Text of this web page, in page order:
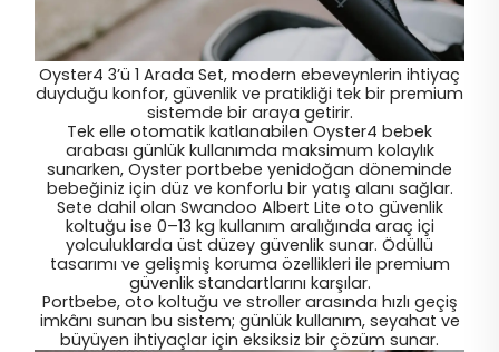
Oyster4 3’ü 1 Arada Set, modern ebeveynlerin ihtiyaç
duyduğu konfor, güvenlik ve pratikliği tek bir premium
sistemde bir araya getirir.
Tek elle otomatik katlanabilen Oyster4 bebek
arabası günlük kullanımda maksimum kolaylık
sunarken, Oyster portbebe yenidoğan döneminde
bebeğiniz için düz ve konforlu bir yatış alanı sağlar.
Sete dahil olan Swandoo Albert Lite oto güvenlik
koltuğu ise 0–13 kg kullanım aralığında araç içi
yolculuklarda üst düzey güvenlik sunar. Ödüllü
tasarımı ve gelişmiş koruma özellikleri ile premium
güvenlik standartlarını karşılar.
Portbebe, oto koltuğu ve stroller arasında hızlı geçiş
imkânı sunan bu sistem; günlük kullanım, seyahat ve
büyüyen ihtiyaçlar için eksiksiz bir çözüm sunar.